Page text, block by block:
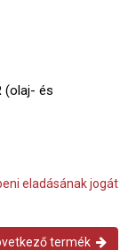
(olaj- és
eladásának jogát
termék